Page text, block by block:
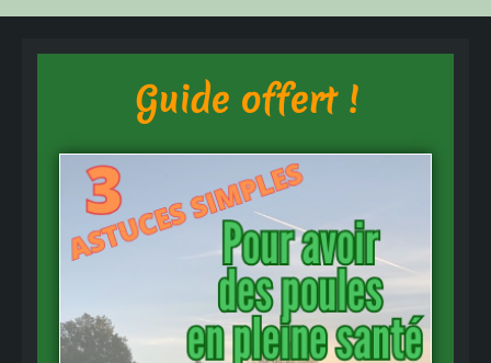
Guide offert !